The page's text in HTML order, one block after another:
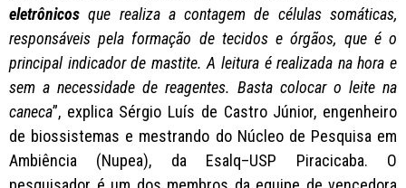
eletrônicos que realiza a contagem de células somáticas,
responsáveis pela formação de tecidos e órgãos, que é o
principal indicador de mastite. A leitura é realizada na hora e
sem a necessidade de reagentes. Basta colocar o leite na
caneca”, explica Sérgio Luís de Castro Júnior, engenheiro
de biossistemas e mestrando do Núcleo de Pesquisa em
Ambiência (Nupea), da Esalq–USP Piracicaba. O